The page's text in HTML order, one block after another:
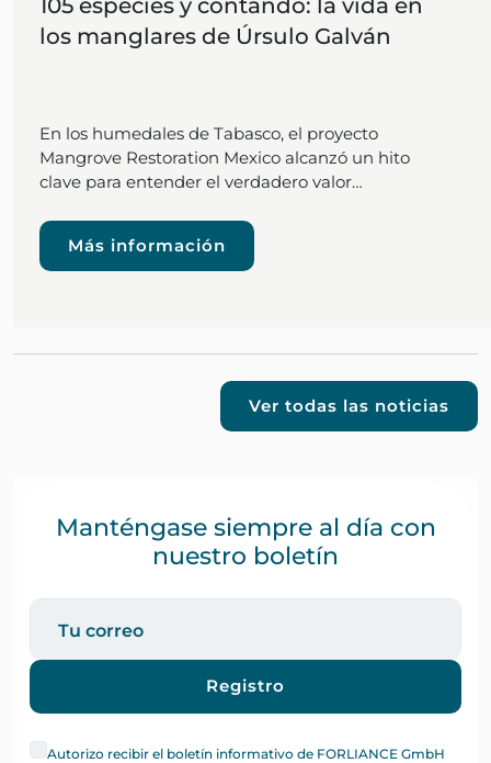
los manglares de Úrsulo Galván
En los humedales de Tabasco, el proyecto
Mangrove Restoration Mexico alcanzó un hito
clave para entender el verdadero valor…
Más información
Ver todas las noticias
Manténgase siempre al día con
nuestro boletín
Registro
Autorizo recibir el boletín informativo de FORLIANCE GmbH